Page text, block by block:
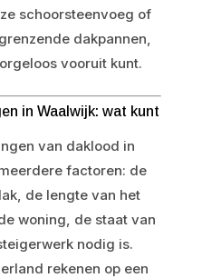
schoorsteenvoeg of
dakpannen,
vooruit kunt.
in Waalwijk: wat kunt
van daklood in
factoren: de
de lengte van het
woning, de staat van
nodig is.
rekenen op een